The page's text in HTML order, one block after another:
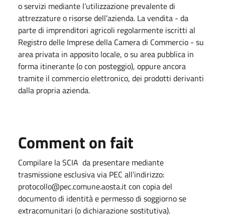
o servizi mediante l’utilizzazione prevalente di
attrezzature o risorse dell’azienda. La vendita - da
parte di imprenditori agricoli regolarmente iscritti al
Registro delle Imprese della Camera di Commercio - su
area privata in apposito locale, o su area pubblica in
forma itinerante (o con posteggio), oppure ancora
tramite il commercio elettronico, dei prodotti derivanti
dalla propria azienda.
Comment on fait
Compilare la SCIA da presentare mediante
trasmissione esclusiva via PEC all’indirizzo:
protocollo@pec.comune.aosta.it con copia del
documento di identità e permesso di soggiorno se
extracomunitari (o dichiarazione sostitutiva).